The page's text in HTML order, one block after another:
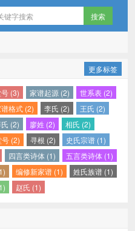
更多标签
(3) 家谱起源 (2)
世系表 (2)
格式 (2) 李氏 (2)
王氏 (2)
(2) 廖姓 (2)
相氏 (2)
(2) 寻根 (2)
史氏宗谱 (1)
四言类诗体 (1)
五言类诗体 (1)
编修新家谱 (1)
姓氏族谱 (1)
赵氏 (1)